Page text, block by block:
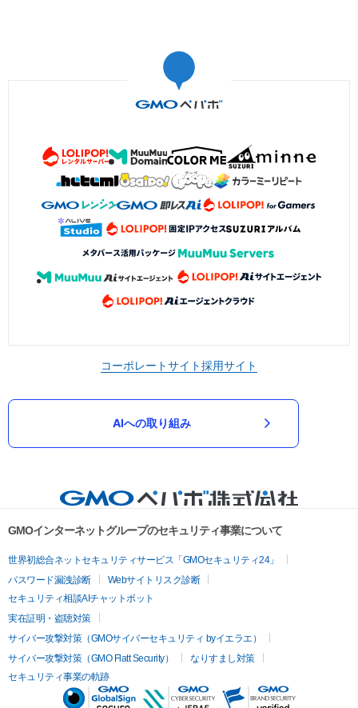
コーポレートサイト採用サイト
AIへの取り組み
GMOインターネットグループのセキュリティ事業について
世界初総合ネットセキュリティサービス「GMOセキュリティ24」
パスワード漏洩診断
Webサイトリスク診断
セキュリティ相談AIチャットボット
実在証明・盗聴対策
サイバー攻撃対策（GMOサイバーセキュリティ byイエラエ）
サイバー攻撃対策（GMO Flatt Security）
なりすまし対策
セキュリティ事業の軌跡